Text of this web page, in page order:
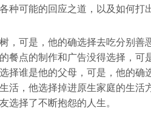
种可能的回应之道，以及如何打
，可是，他的确选择去吃分别善
餐点的制作和广告没得选择，可
择谁是他的父母，可是，他的确
活，他选择掉进原生家庭的生活
选择了不断抱怨的人生。